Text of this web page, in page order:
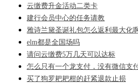
云缴费升金活动二类卡
建行会员中心的任务请教
雅诗兰黛圣诞礼包怎么返利最大化
elm都是全国场吗
请问云缴费5万几天可以达标
怎么只有一个龙支付，没有微信支
买了狗罗耙耙柑的赶紧退款止损